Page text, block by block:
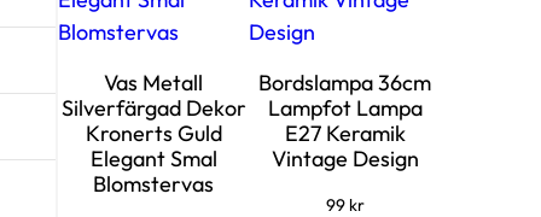
Vas Metall
Silverfärgad Dekor
Kronerts Guld
Elegant Smal
Blomstervas
Bordslampa 36cm
Lampfot Lampa
E27 Keramik
Vintage Design
99 kr